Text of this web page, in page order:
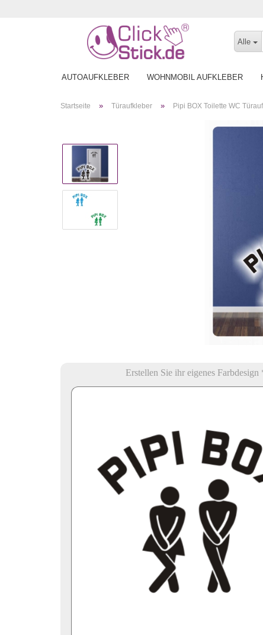
Alle
AUTOAUFKLEBER WOHNMOBIL AUFKLEBER
Startseite » Türaufkleber » Pipi BOX Toilette WC
Erstellen Sie ihr eigenes Farbdesign